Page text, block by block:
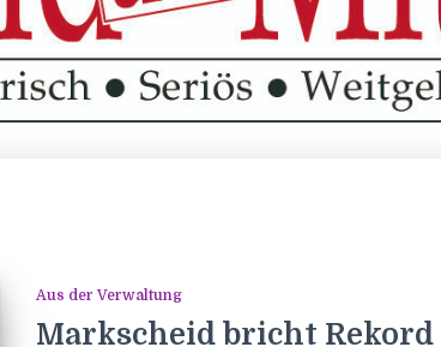
Aus der Verwaltung
Markscheid bricht Rekord